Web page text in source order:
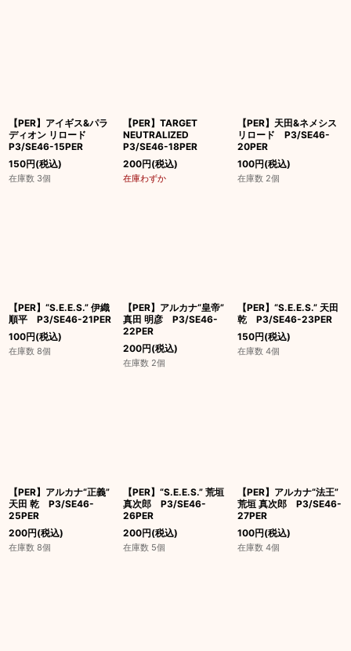
【PER】アイギス&パラ
ディオン リロード
P3/SE46-15PER
150円(税込)
在庫数 3個
【PER】TARGET
NEUTRALIZED
P3/SE46-18PER
200円(税込)
在庫わずか
【PER】天田&ネメシス
リロード P3/SE46-
20PER
100円(税込)
在庫数 2個
【PER】“S.E.E.S.” 伊織
順平 P3/SE46-21PER
100円(税込)
在庫数 8個
【PER】アルカナ“皇帝”
真田 明彦 P3/SE46-
22PER
200円(税込)
在庫数 2個
【PER】“S.E.E.S.” 天田
乾 P3/SE46-23PER
150円(税込)
在庫数 4個
【PER】アルカナ“正義”
天田 乾 P3/SE46-
25PER
200円(税込)
在庫数 8個
【PER】“S.E.E.S.” 荒垣
真次郎 P3/SE46-
26PER
200円(税込)
在庫数 5個
【PER】アルカナ“法王”
荒垣 真次郎 P3/SE46-
27PER
100円(税込)
在庫数 4個